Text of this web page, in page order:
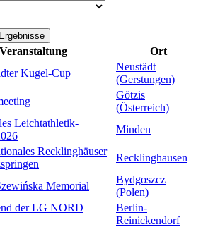
Veranstaltung
Ort
Kugel-Cup
Neustädt
(Gerstungen)
Götzis
(Österreich)
Leichtathletik-
Minden
Recklinghäuser
Recklinghausen
Memorial
Bydgoszcz
(Polen)
der LG NORD
Berlin-
Reinickendorf